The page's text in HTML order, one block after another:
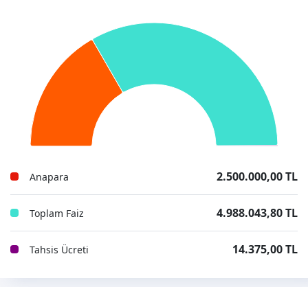
Anapara 2.500.000,00 TL
Toplam Faiz 4.988.043,80 TL
Tahsis Ücreti 14.375,00 TL